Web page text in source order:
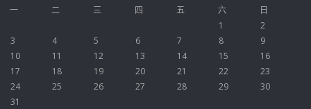
一
二 三 四 五 六
日
1
2
3
4 5 6 7 8
9
10
11 12 13 14 15
16
17
18 19 20 21 22
23
24
25 26 27 28 29
30
31